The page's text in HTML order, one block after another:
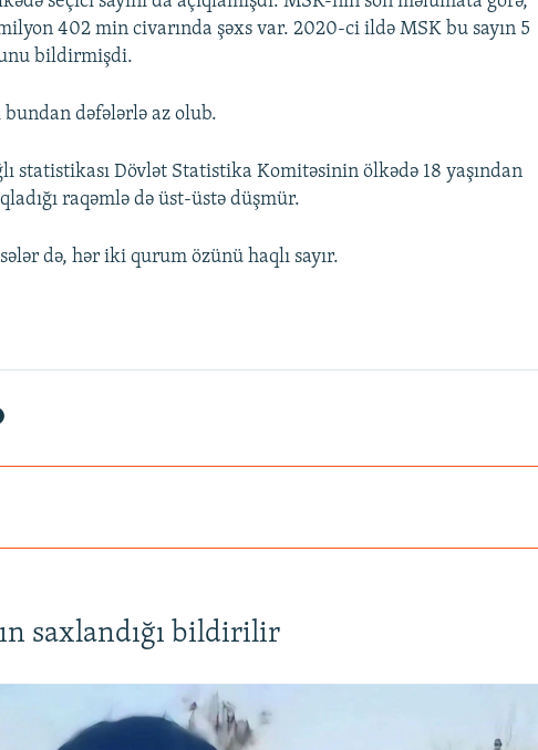
402 min civarında şəxs var. 2020-ci ildə MSK bu sayın 5
bildirmişdi.
dəfələrlə az olub.
statistikası Dövlət Statistika Komitəsinin ölkədə 18 yaşından
raqəmlə də üst-üstə düşmür.
də, hər iki qurum özünü haqlı sayır.
saxlandığı bildirilir